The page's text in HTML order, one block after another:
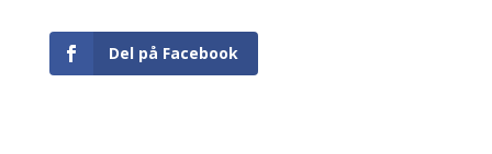
Del på Facebook